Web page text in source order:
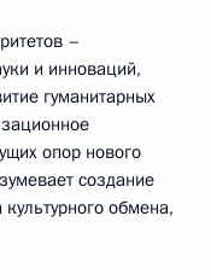
–
и инноваций,
гуманитарных
опор нового
создание
обмена,